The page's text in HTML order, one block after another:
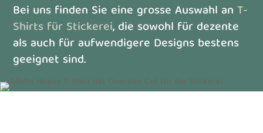
Bei uns finden Sie eine grosse Auswahl anT-
Shirts für Stickerei, die sowohl für dezente
als auch für aufwendigere Designs bestens
geeignet sind.